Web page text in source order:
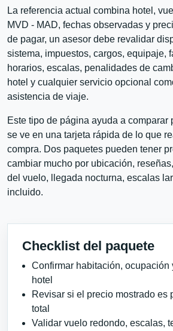
La referencia actual combina hotel,
MVD - MAD, fechas observadas y
de pagar, un asesor debe revalidar
sistema, impuestos, cargos, equipaje,
horarios, escalas, penalidades de
hotel y cualquier servicio opcional
asistencia de viaje.
Este tipo de página ayuda a comparar
se ve en una tarjeta rápida de lo que
compra. Dos paquetes pueden tener
cambiar mucho por ubicación,
del vuelo, llegada nocturna, escalas
incluido.
Checklist del paquete
Confirmar habitación, ocupación
hotel
Revisar si el precio mostrado es
total
Validar vuelo redondo, escalas,